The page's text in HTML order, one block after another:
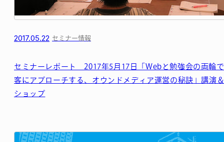
2017.05.22 セミナー情報
セミナーレポート 2017年5月17日「Webと勉強会の両輪
客にアプローチする、オウンドメディア運営の秘訣」講演
ショップ